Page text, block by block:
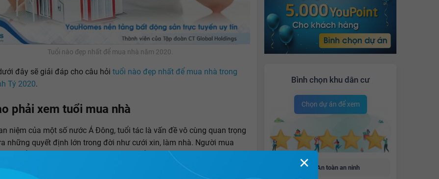
Bình chọn khu dân cư
Chọn dự án để xem
An toàn an ninh
Tuổi nào đẹp nhất để mua nhà năm 2020.
đây sẽ giải đáp cho câu hỏi tuổi nào đẹp nhất để mua nhà trong
Tý 2020.
phải xem tuổi mua nhà
niệm của một số nước Á Đông, tuổi tác là vấn đề vô cùng quan trọng
những quyết định lớn trong đời như cưới xin, làm nhà. Người mua
vận hạn kim lâu, hoàng ốc hay tam tai gì hay không? Nếu gặp phải
✕